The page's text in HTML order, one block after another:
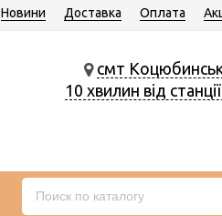
Новини Доставка Оплата
смт
10 хвилин від